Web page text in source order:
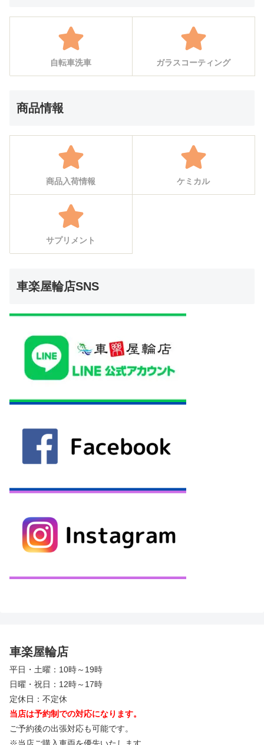
自転車洗車 ガラスコーティング
商品情報
商品入荷情報 ケミカル
サプリメント
車楽屋輪店SNS
車楽屋輪店
平日・土曜：10時～19時
日曜・祝日：12時～17時
定休日：不定休
当店は予約制での対応になります。
ご予約後の出張対応も可能です。
※当店ご購入車両を優先いたします。